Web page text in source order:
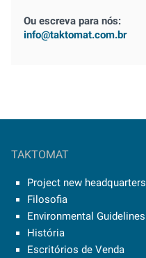
Ou escreva para nós:
info@taktomat.com.br
TAKTOMAT
Project new headquarters
Filosofia
Environmental Guidelines
História
Escritórios de Venda